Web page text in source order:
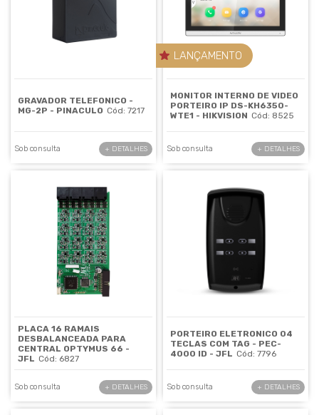
GRAVADOR TELEFONICO -
MG-2P - PINACULO Cód: 7217
Sob consulta + DETALHES
LANÇAMENTO
MONITOR INTERNO DE VIDEO
PORTEIRO IP DS-KH6350-
WTE1 - HIKVISION Cód: 8525
Sob consulta + DETALHES
PLACA 16 RAMAIS
DESBALANCEADA PARA
CENTRAL OPTYMUS 66 -
JFL Cód: 6827
Sob consulta + DETALHES
PORTEIRO ELETRONICO 04
TECLAS COM TAG - PEC-
4000 ID - JFL Cód: 7796
Sob consulta + DETALHES